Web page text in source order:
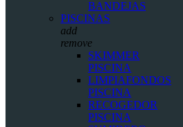
BANDEJAS
PISCINAS
add
remove
SKIMMER
PISCINA
LIMPIAFONDOS
PISCINA
RECOGEDOR
PISCINA